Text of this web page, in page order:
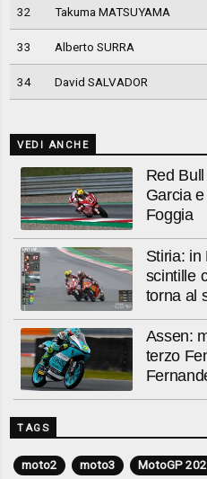
32 Takuma MATSUYAMA
33 Alberto SURRA
34 David SALVADOR
VEDI ANCHE
Red
Garcia
Foggia
Stiria: in
scintille
torna al
Assen:
terzo
TAGS
moto2 moto3 MotoGP